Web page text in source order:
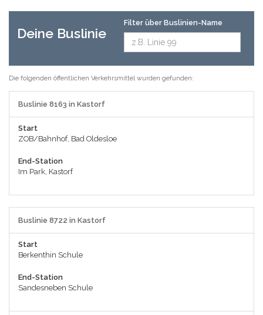
Deine Buslinie
Filter über Buslinien-Name
Die folgenden öffentlichen Verkehrsmittel wurden gefunden:
Buslinie 8163 in Kastorf
Start
ZOB/Bahnhof, Bad Oldesloe
End-Station
Im Park, Kastorf
Buslinie 8722 in Kastorf
Start
Berkenthin Schule
End-Station
Sandesneben Schule